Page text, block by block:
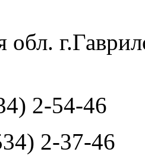
обл.
2-54-46
2-37-46